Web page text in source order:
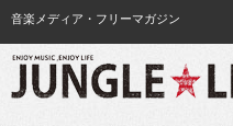
音楽メディア・フリーマガジン